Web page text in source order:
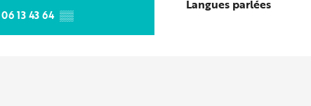
06 13 43 64 ▒▒
Langues parlées
Langues parlées